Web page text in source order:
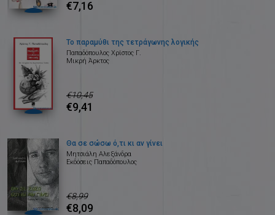
€7,16
Το παραμύθι της τετράγωνης λογικής
Παπαδόπουλος Χρίστος Γ.
Μικρή Άρκτος
€10,45
€9,41
Θα σε σώσω ό,τι κι αν γίνει
Μητσιάλη Αλεξάνδρα
Εκδόσεις Παπαδόπουλος
€8,99
€8,09